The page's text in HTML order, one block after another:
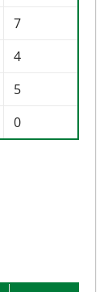
7
4
5
0